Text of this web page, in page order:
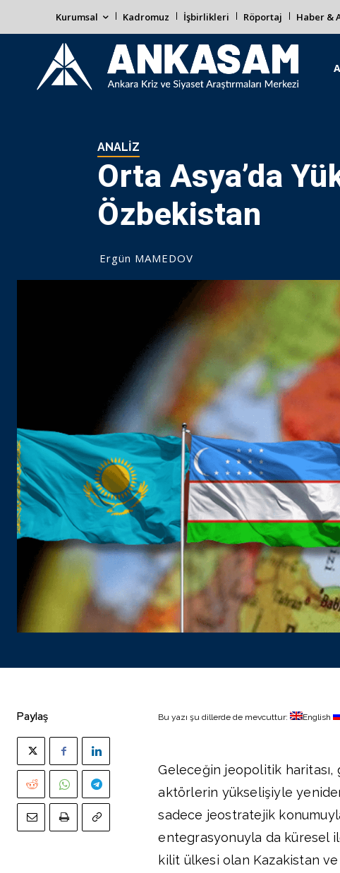
Kurumsal Kadromuz İşbirlikleri Röportaj Haber &
ANALIZ
Orta Asya’da
Özbekistan
Ergün MAMEDOV
Paylaş Bu yazı şu dillerde de mevcuttur: English
Geleceğin jeopolitik
aktörlerin yükselişiyle
sadece jeostratejik
entegrasyonuyla da küresel
kilit ülkesi olan Kazakistan ve